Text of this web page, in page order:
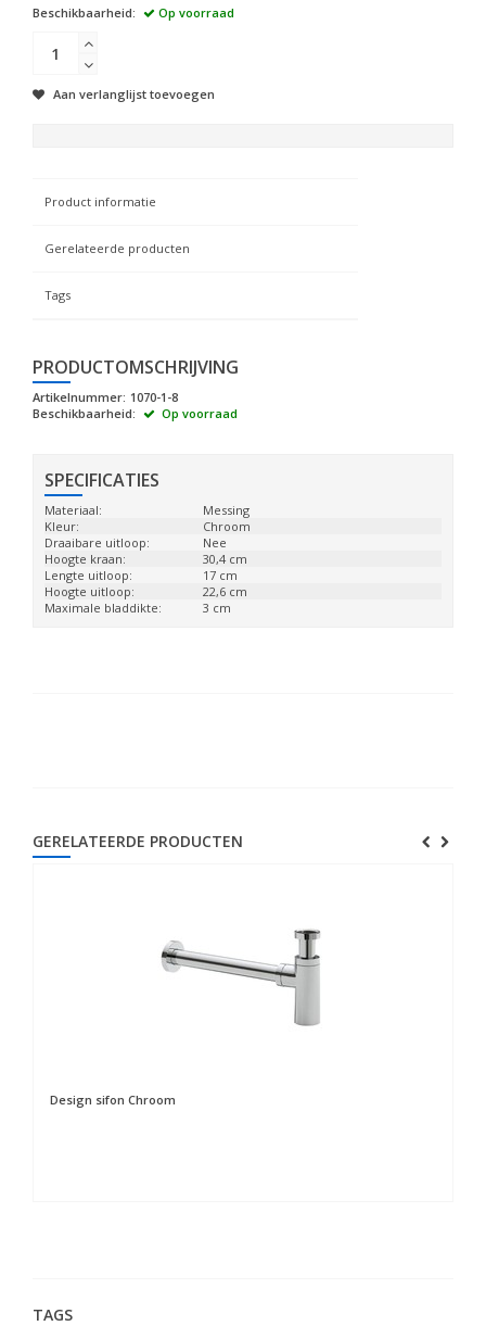
Beschikbaarheid:
Op voorraad
Aan verlanglijst toevoegen
Product informatie
Gerelateerde producten
Tags
PRODUCTOMSCHRIJVING
Artikelnummer: 1070-1-8
Beschikbaarheid:
Op voorraad
SPECIFICATIES
Materiaal:
Messing
Kleur:
Chroom
Draaibare uitloop:
Nee
Hoogte kraan:
30,4 cm
Lengte uitloop:
17 cm
Hoogte uitloop:
22,6 cm
Maximale bladdikte:
3 cm
GERELATEERDE PRODUCTEN
Design sifon Chroom
TAGS